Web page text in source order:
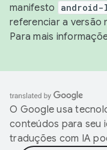
manifesto
referenciar a versão
Para mais
O Google usa
conteúdos para seu
traduções com IA